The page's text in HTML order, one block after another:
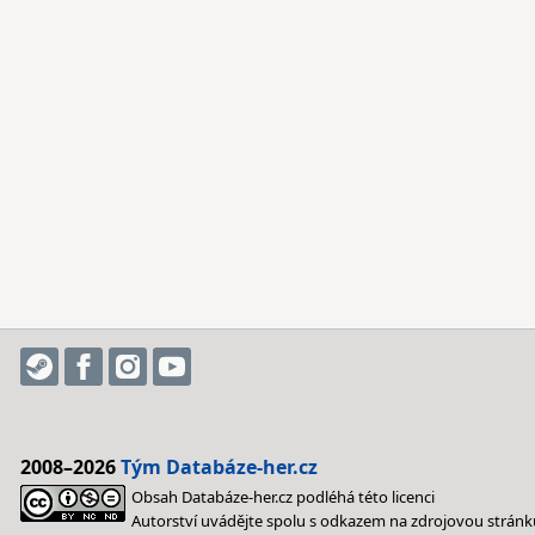
2008–2026Tým Databáze-her.cz
Obsah Databáze-her.cz podléhá této licenci
Autorství uvádějte spolu s odkazem na zdrojovou